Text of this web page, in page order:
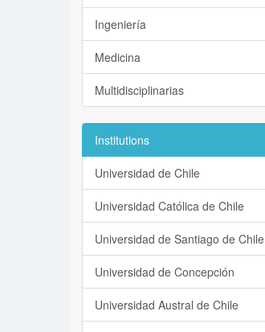
Ingeniería
Medicina
Multidisciplinarias
Institutions
Universidad de Chile
Universidad Católica de Chile
Universidad de Santiago de Chile
Universidad de Concepción
Universidad Austral de Chile